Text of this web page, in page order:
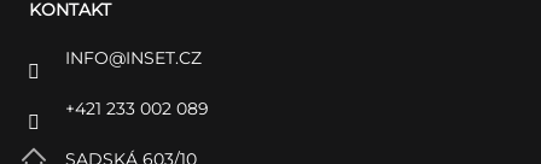
KONTAKT
INFO@INSET.CZ
+421 233 002 089
SADSKÁ 603/10